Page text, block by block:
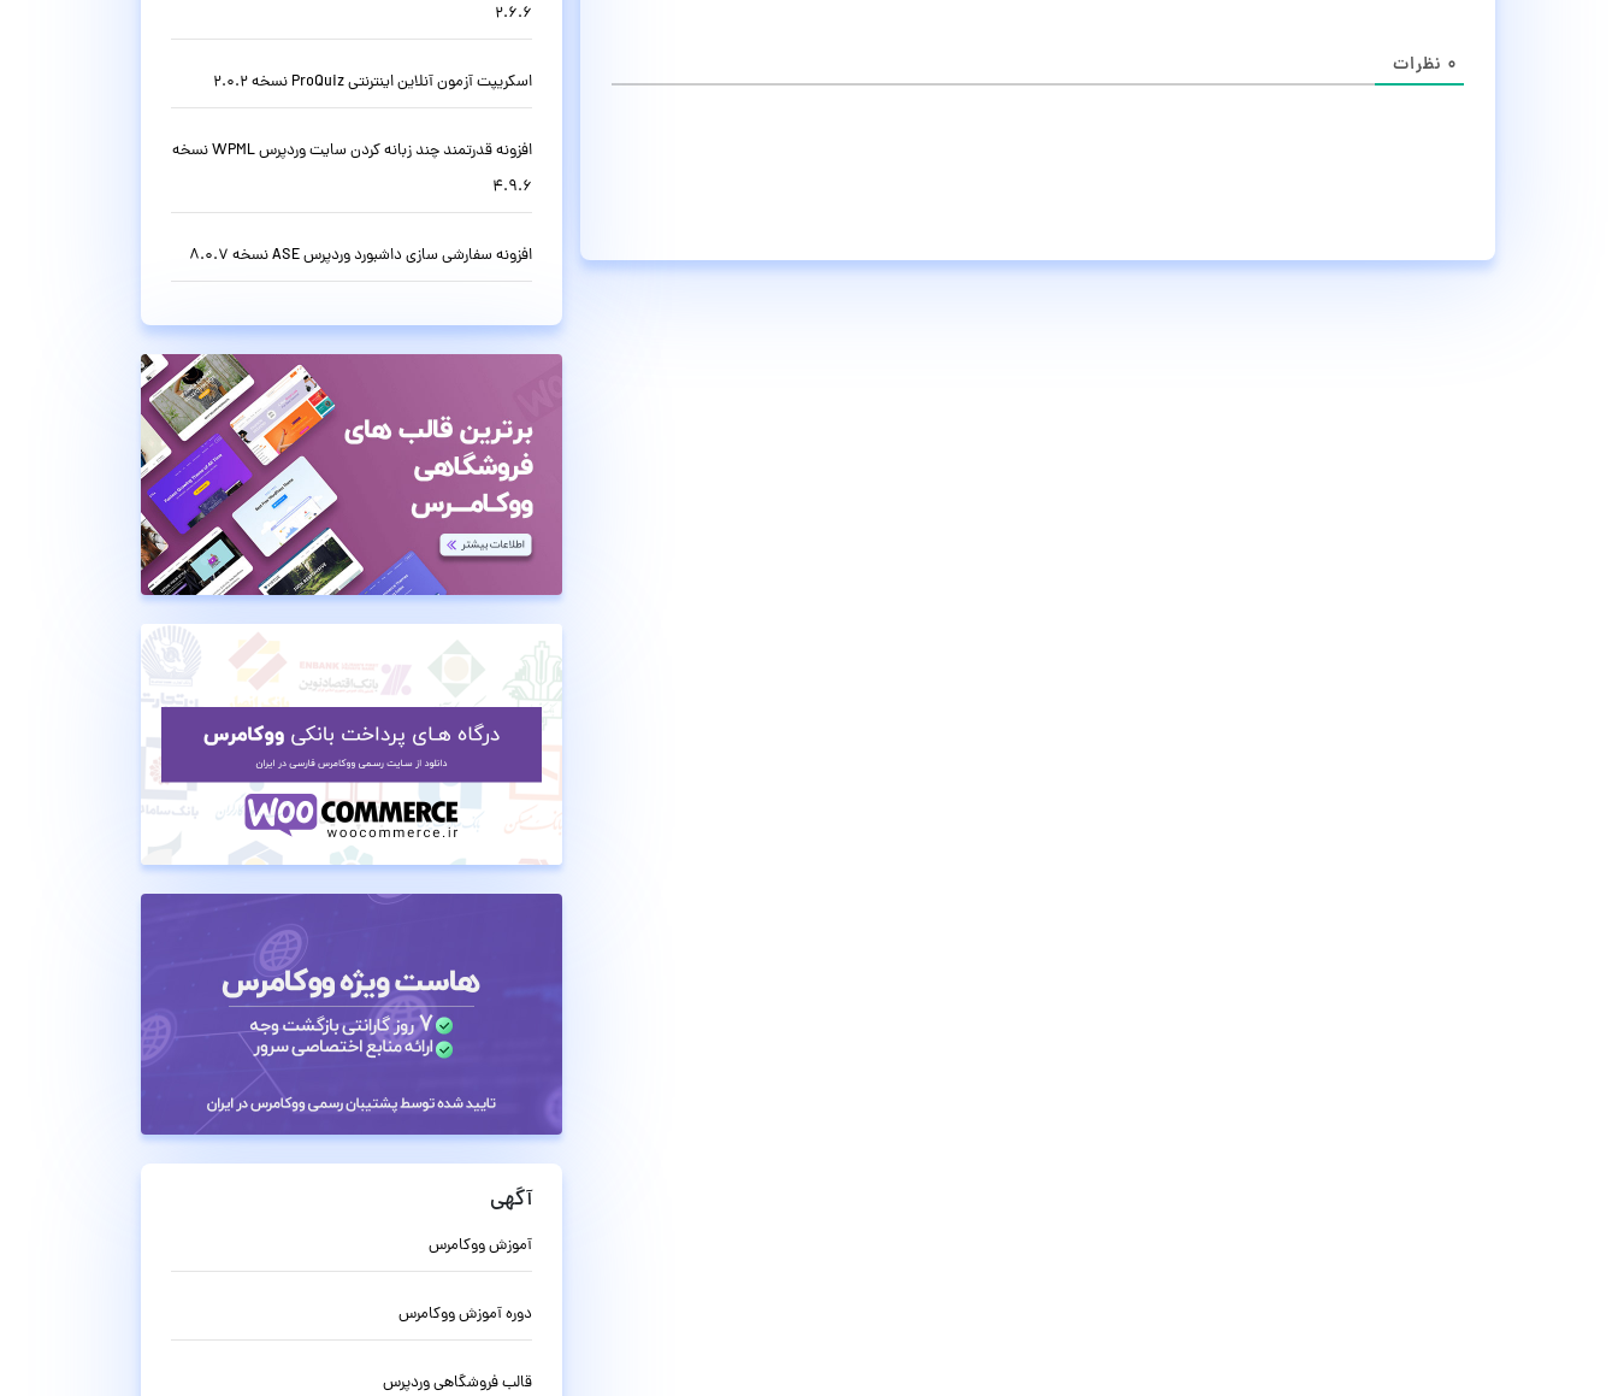
۰ نظرات
2.6.6
اسکریپت آزمون آنلاین اینترنتی ProQuiz نسخه 2.0.2
افزونه قدرتمند چند زبانه کردن سایت وردپرس WPML نسخه
4.9.6
افزونه سفارشی سازی داشبورد وردپرس ASE نسخه 8.0.7
آگهی
آموزش ووکامرس
دوره آموزش ووکامرس
قالب فروشگاهی وردپرس